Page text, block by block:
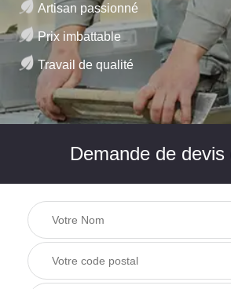
Artisan passionné
Prix imbattable
Travail de qualité
Demande de devis